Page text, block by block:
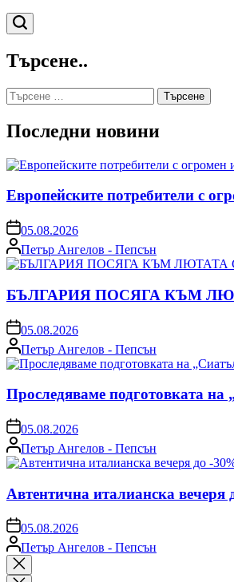
Търсене
Търсене..
Търсене
за:
Последни новини
Европейските потребители с
on05.08.2026
Posted
by
Петър Ангелов - Пепсън
БЪЛГАРИЯ ПОСЯГА КЪМ
on05.08.2026
Posted
by
Петър Ангелов - Пепсън
Проследяваме подготовката
on05.08.2026
Posted
by
Петър Ангелов - Пепсън
Автентична италианска
on05.08.2026
Posted
by
Петър Ангелов - Пепсън
Close
search